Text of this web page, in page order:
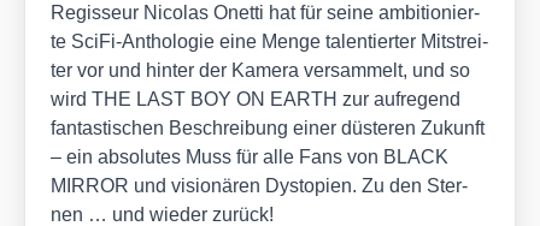
Regis­seur Nico­las Onet­ti hat für sei­ne ambi­tio­nier­
te Sci­Fi-Antho­lo­gie eine Men­ge talen­tier­ter Mit­strei­
ter vor und hin­ter der Kame­ra ver­sam­melt, und so
wird THE LAST BOY ON EARTH zur auf­re­gend
fan­tas­ti­schen Beschrei­bung einer düs­te­ren Zukunft
– ein abso­lu­tes Muss für alle Fans von BLACK
MIRROR und visio­nä­ren Dys­to­pien. Zu den Ster­
nen … und wie­der zurück!